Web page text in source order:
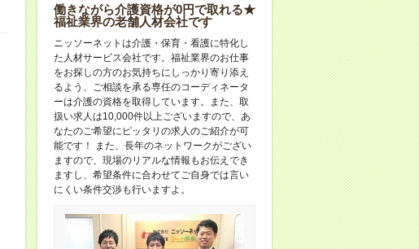
働きながら介護資格が0円で取れる★
福祉業界の老舗人材会社です
ニッソーネットは介護・保育・看護に特化し
た人材サービス会社です。福祉業界のお仕事
をお探しの方のお気持ちにしっかり寄り添え
るよう、ご相談を承る専任のコーディネータ
ーは介護の資格を取得しています。また、取
扱い求人は10,000件以上ございますので、あ
なたのご希望にピッタリの求人のご紹介が可
能です！ また、長年のネットワークがござい
ますので、現場のリアルな情報もお伝えでき
ますし、希望条件に合わせてご自身では言い
にくい条件交渉も行いますよ。